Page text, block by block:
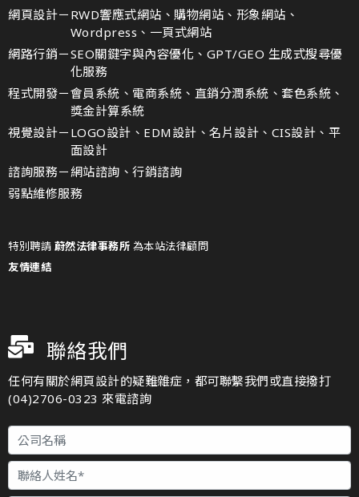
網頁設計－ RWD響應式網站、購物網站、形象網站、
Wordpress、一頁式網站
網路行銷－SEO關鍵字與內容優化、GPT/GEO 生成式搜尋優
化服務
程式開發－會員系統、電商系統、直銷分潤系統、套色系統、
獎金計算系統
視覺設計－ LOGO設計、EDM設計、名片設計、CIS設計、平
面設計
諮詢服務－網站諮詢、行銷諮詢
弱點維修服務
特別聘請 蔚然法律事務所 為本站法律顧問
友情連結
聯絡我們
任何有關於網頁設計的疑難雜症，都可聯繫我們或直接撥打
(04)2706-0323 來電諮詢